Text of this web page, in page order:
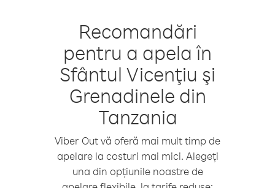
Recomandări
pentru a apela în
Sfântul Vicenţiu şi
Grenadinele din
Tanzania
Viber Out vă oferă mai mult timp de
apelare la costuri mai mici. Alegeți
una din opțiunile noastre de